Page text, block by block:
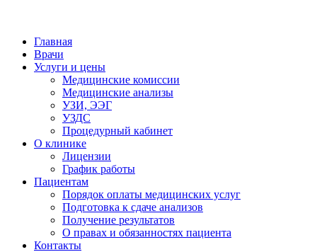
Главная
Врачи
Услуги и цены
Медицинские комиссии
Медицинские анализы
УЗИ, ЭЭГ
УЗДС
Процедурный кабинет
О клинике
Лицензии
График работы
Пациентам
Порядок оплаты медицинских услуг
Подготовка к сдаче анализов
Получение результатов
О правах и обязанностях пациента
Контакты